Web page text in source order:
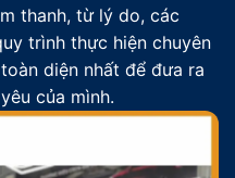
thanh, từ lý do, các
trình thực hiện chuyên
diện nhất để đưa ra
của mình.